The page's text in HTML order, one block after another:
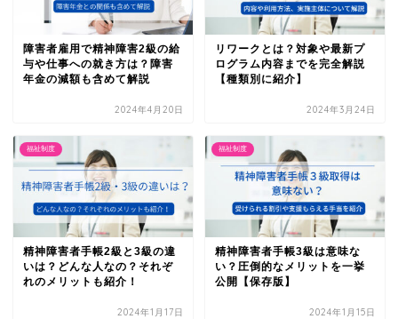
障害者雇用で精神障害2級の給
与や仕事への就き方は？障害
年金の減額も含めて解説
2024年4月20日
リワークとは？対象や最新プ
ログラム内容までを完全解説
【種類別に紹介】
2024年3月24日
福祉制度
精神障害者手帳2級と3級の違
いは？どんな人なの？それぞ
れのメリットも紹介！
2024年1月17日
福祉制度
精神障害者手帳3級は意味な
い？圧倒的なメリットを一挙
公開【保存版】
2024年1月15日